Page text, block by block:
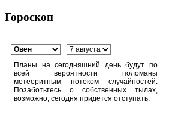
Гороскоп
Планы на сегодняшний день будут по
всей вероятности поломаны
метеоритным потоком случайностей.
Позаботьтесь о собственных тылах,
возможно, сегодня придется отступать.